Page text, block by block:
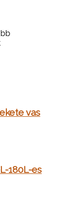
vas
180L-es